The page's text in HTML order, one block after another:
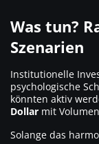
Was tun?
Szenarien
Institutionelle
psychologische
könnten aktiv
Dollar mit
Solange das